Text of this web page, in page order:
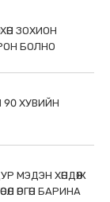
ЗОХИОН
БОЛНО
90 ХУВИЙН
МЭДЭН ХӨНДӨЖ
ӨРГӨН БАРИНА